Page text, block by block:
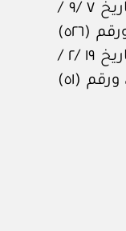
وبعد الاطلاع على المحاضر رقم (٤١٢) وتاريخ ٢١ /١١ /١٤٢٥هـ، ورقم (٣٩) وتاريخ ٢٨ /١ /١٤٣٠هـ، ورقم (٣٨٥) وتاريخ ٣ /٧ /١٤٣٤هـ، ورقم (٥٥٧) وتاريخ ٧ /٩ /
١٤٣٦هـ، ورقم (٤٤٤) وتاريخ ١٩ /٤ /١٤٣٨هـ، ورقم (٨٩٧) وتاريخ ٢٢ /٥ /١٤٤٠هـ، ورقم (١٣٨٤) وتاريخ ١٨ /١١ /١٤٤١هـ، ورقم (١٠٨) وتاريخ ٢٢ /٣ /١٤٤٤هـ، ورقم (٥٢٦)
وتاريخ ٢٤ /٨ /١٤٤٢هـ، ورقم (١٩٨) وتاريخ ٤/ ٥ /١٤٤٣هـ، والمذكرات رقم (٤٤٥) وتاريخ ١٩ /٤ /١٤٣٨هـ، ورقم (٤٩٨) وتاريخ ١ /٧ /١٤٤١هـ، ورقم (٢٧٥) وتاريخ ١٩ /٢ /
١٤٤٢هـ، ورقم (١٥٤٩) وتاريخ ٩ /٧ /١٤٤٣هـ، ورقم (٣٨٩٦) وتاريخ ٢١ /١٢ /١٤٤٤هـ، ورقم (١٦٣٧) وتاريخ ٩ /٥ /١٤٤٥هـ، ورقم (٢٣٣١) وتاريخ ٢٧ /٦ /١٤٤٥هـ، ورقم (٥١)